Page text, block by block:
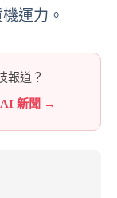
運力。
報道？
AI 新聞 →